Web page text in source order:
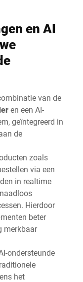
en AI
van de
en een AI-
geïntegreerd in
de
zoals
via een
in realtime
Hierdoor
beter
merkbaar
ondersteunde
het